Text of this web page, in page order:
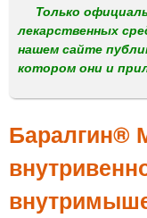
м
е
н
Только
лекарственных
нашем сайте
котором они и
Баралгин®